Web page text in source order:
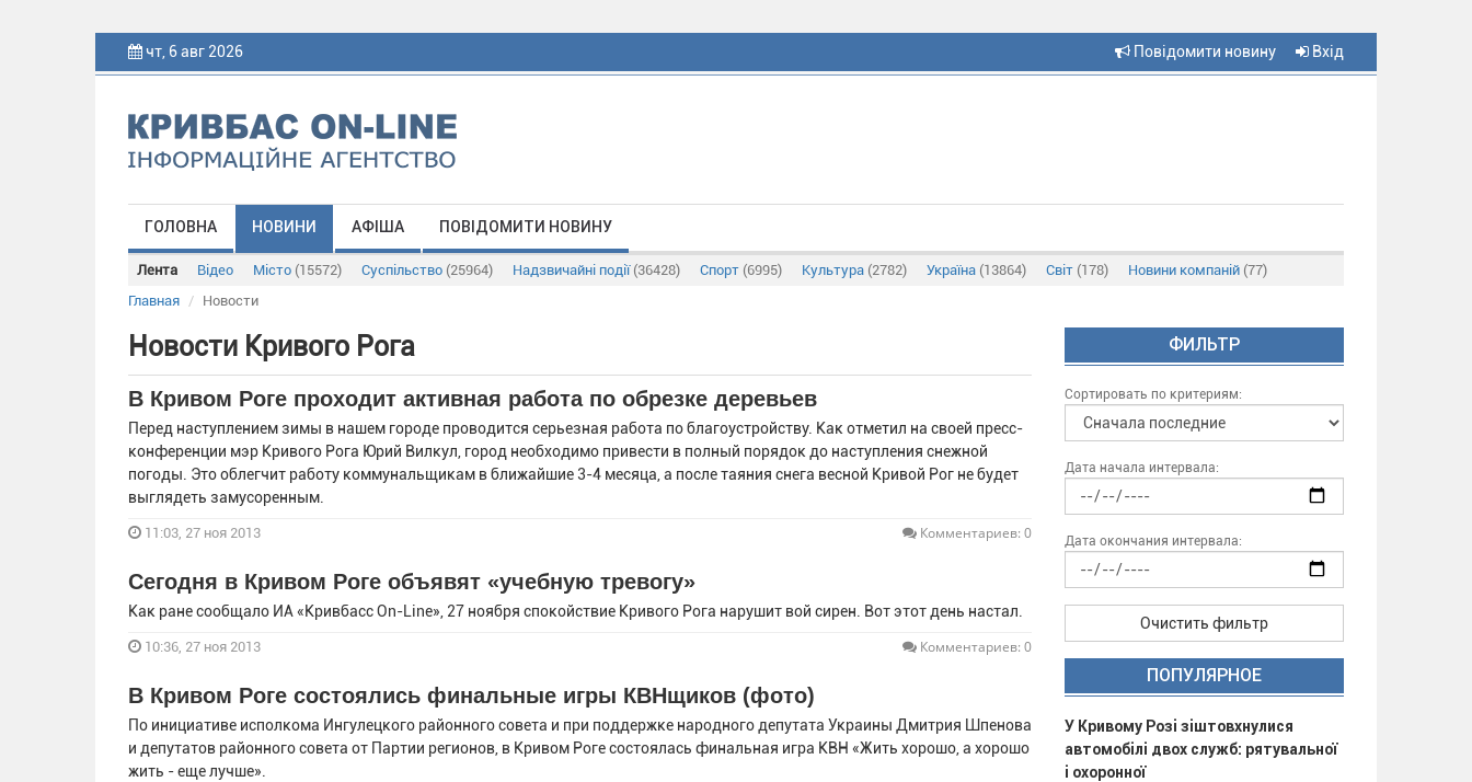
чт, 6 авг 2026 Повідомити новину Вхід
ГОЛОВНА НОВИНИ АФІША ПОВІДОМИТИ НОВИНУ
Лента Відео Місто (15572) Суспільство (25964) Надзвичайні події (36428) Спорт (6995) Культура (2782) Україна (13864) Світ (178) Новини компаній (77)
Главная
Новости
Новости Кривого Рога
В Кривом Роге проходит активная работа по обрезке деревьев
Перед наступлением зимы в нашем городе проводится серьезная работа по благоустройству. Как отметил на своей пресс-
конференции мэр Кривого Рога Юрий Вилкул, город необходимо привести в полный порядок до наступления снежной
погоды. Это облегчит работу коммунальщикам в ближайшие 3-4 месяца, а после таяния снега весной Кривой Рог не будет
выглядеть замусоренным.
11:03, 27 ноя 2013 Комментариев: 0
Сегодня в Кривом Роге объявят «учебную тревогу»
Как ране сообщало ИА «Кривбасс On-Line», 27 ноября спокойствие Кривого Рога нарушит вой сирен. Вот этот день настал.
10:36, 27 ноя 2013 Комментариев: 0
В Кривом Роге состоялись финальные игры КВНщиков (фото)
По инициативе исполкома Ингулецкого районного совета и при поддержке народного депутата Украины Дмитрия Шпенова
и депутатов районного совета от Партии регионов, в Кривом Роге состоялась финальная игра КВН «Жить хорошо, а хорошо
жить - еще лучше».
ФИЛЬТР
Сортировать по критериям:
Дата начала интервала:
Дата окончания интервала:
Очистить фильтр
ПОПУЛЯРНОЕ
У Кривому Розі зіштовхнулися
автомобілі двох служб: рятувальної
і охоронної